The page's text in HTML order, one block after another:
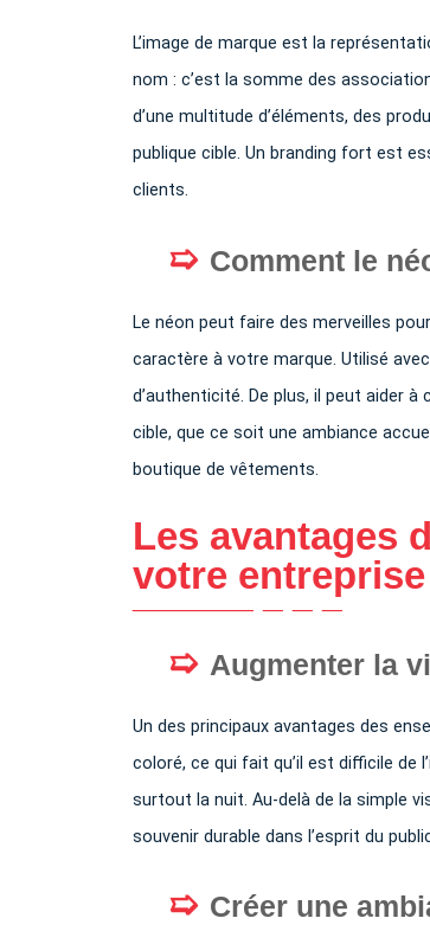
L’image de marque est la
nom : c’est la somme des
d’une multitude d’éléments, des
publique cible. Un branding fort est
clients.
Comment le
Le néon peut faire des merveilles
caractère à votre marque. Utilisé
d’authenticité. De plus, il peut aider
cible, que ce soit une ambiance
boutique de vêtements.
Les avantages
votre entreprise
Augmenter la
Un des principaux avantages des
coloré, ce qui fait qu’il est difficile de
surtout la nuit. Au-delà de la simple
souvenir durable dans l’esprit du
Créer une